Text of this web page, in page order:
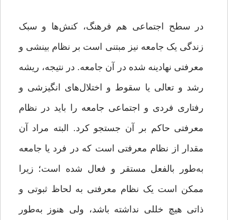
در سطح اجتماعی هم فرهنگ، کنش‌ها و سبک
زندگی یک جامعه نیز مبتنی است بر نظام بینشی و
معرفتی نهادینه شده در آن جامعه. در نتیجه، ریشه
رشد و تعالی‌ یا سقوط و اختلال‌های انگیزشی و
رفتاری فردی و اجتماعی جامعه را باید در نظام
معرفتی حاکم بر آن جستجو کرد. البته مراد آن
مقدار از نظام معرفتی است که در فرد یا جامعه
به‌طور بالفعل مستقر و فعال شده است؛ زیرا
ممکن است یک نظام معرفتی به لحاظ ثبوتی و
ذاتی هیچ‌ خللی نداشته باشد، ولی هنوز به‌طور